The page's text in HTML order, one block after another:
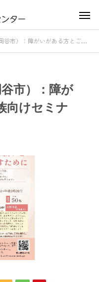
：障がいがある方とご家族向けセミナー
市）：障が
向けセミナ